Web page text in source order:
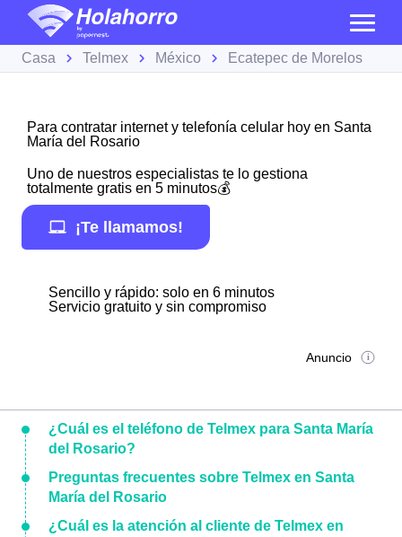
Casa Telmex México Ecatepec de Morelos
Para contratar internet y telefonía celular hoy en Santa
María del Rosario
Uno de nuestros especialistas te lo gestiona
totalmente gratis en 5 minutos💰
¡Te llamamos!
Sencillo y rápido: solo en 6 minutos
Servicio gratuito y sin compromiso
Anuncio
¿Cuál es el teléfono de Telmex para Santa María
del Rosario?
Preguntas frecuentes sobre Telmex en Santa
María del Rosario
¿Cuál es la atención al cliente de Telmex en